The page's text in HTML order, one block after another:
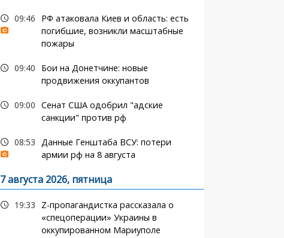
09:46
РФ атаковала Киев и область: есть
погибшие, возникли масштабные
пожары
09:40
Бои на Донетчине: новые
продвижения оккупантов
09:00 Сенат США одобрил "адские
санкции" против рф
08:53 Данные Генштаба ВСУ: потери
армии рф на 8 августа
7 августа 2026, пятница
19:33
Z-пропагандистка рассказала о
«спецоперации» Украины в
оккупированном Мариуполе